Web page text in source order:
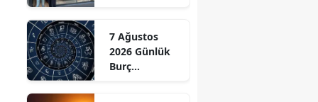
Elazığ
Erzincan
“Gayrimenkul
Almak İçin
Doğru Zaman”
7 Ağustos
2026 Günlük
Burç